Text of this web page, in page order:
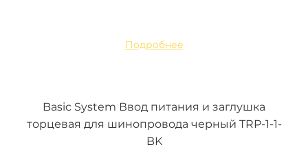
Подробнее
Basic System Ввод питания и заглушка
торцевая для шинопровода черный TRP-1-1-
BK